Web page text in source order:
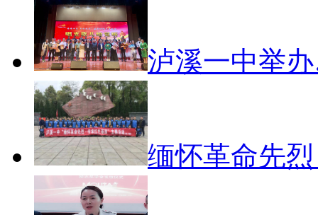
泸溪一中举
缅怀革命先